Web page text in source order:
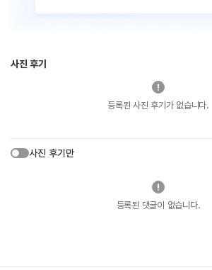
사진 후기
등록된 사진 후기가 없습니다.
사진 후기만
등록된 댓글이 없습니다.